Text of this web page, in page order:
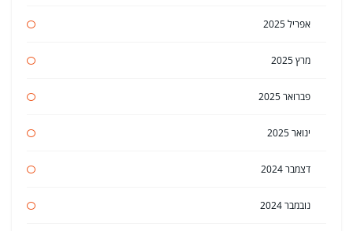
אפריל 2025
מרץ 2025
פברואר 2025
ינואר 2025
דצמבר 2024
נובמבר 2024